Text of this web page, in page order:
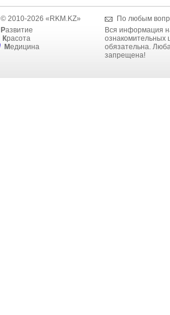
© 2010-2026 «RKM.KZ»
Развитие
Красота
Медицина
По любым
Вся информация
ознакомительных
обязательна.
запрещена!